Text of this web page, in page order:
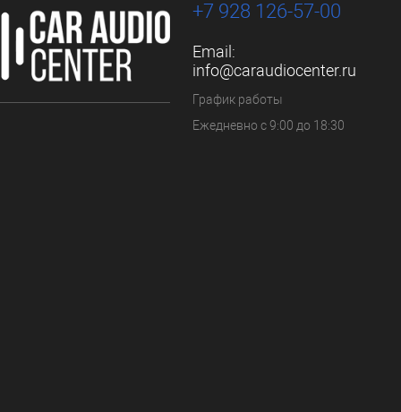
+7 928 126-57-00
Email:
info@caraudiocenter.ru
График работы
Ежедневно с 9:00 до 18:30